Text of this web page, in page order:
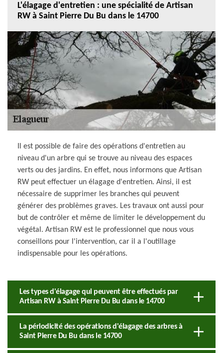
L'élagage d'entretien : une spécialité de Artisan
RW à Saint Pierre Du Bu dans le 14700
Il est possible de faire des opérations d'entretien au
niveau d'un arbre qui se trouve au niveau des espaces
verts ou des jardins. En effet, nous informons que Artisan
RW peut effectuer un élagage d'entretien. Ainsi, il est
nécessaire de supprimer les branches qui peuvent
générer des problèmes graves. Les travaux ont aussi pour
but de contrôler et même de limiter le développement du
végétal. Artisan RW est le professionnel que nous vous
conseillons pour l'intervention, car il a l'outillage
indispensable pour les opérations.
Les types d'élagage qui peuvent être effectués par
Artisan RW à Saint Pierre Du Bu dans le 14700
La périodicité des opérations d'élagage des arbres à
Saint Pierre Du Bu dans le 14700